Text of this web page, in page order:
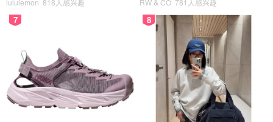
lululemon 818人感兴趣 RW & CO 781人感兴趣
7 8